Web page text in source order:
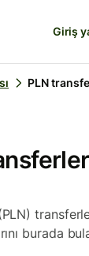
Giriş
PLN
burada